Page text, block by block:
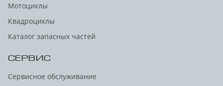
Мотоциклы
Квадроциклы
Каталог запасных частей
СЕРВИС
Сервисное обслуживание